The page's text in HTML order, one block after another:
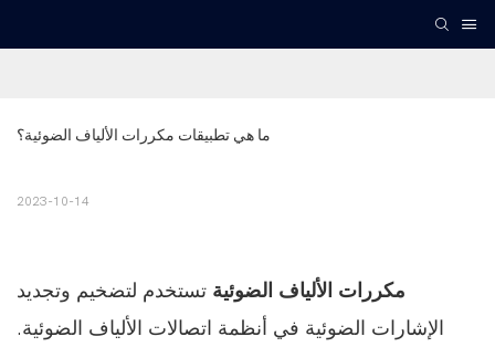
ما هي تطبيقات مكررات الألياف الضوئية؟
2023-10-14
مكررات الألياف الضوئية تستخدم لتضخيم وتجديد
الإشارات الضوئية في أنظمة اتصالات الألياف الضوئية.